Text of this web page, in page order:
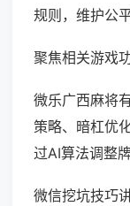
规则，维护公
聚焦相关游戏
微乐广西麻将
策略、暗杠优
过AI算法调整
微信挖坑技巧